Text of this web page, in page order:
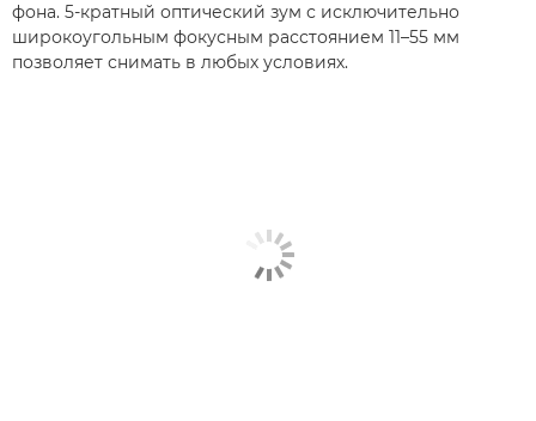
фона. 5-кратный оптический зум с исключительно
широкоугольным фокусным расстоянием 11–55 мм
позволяет снимать в любых условиях.